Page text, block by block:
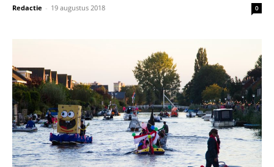
Redactie - 19 augustus 2018 0